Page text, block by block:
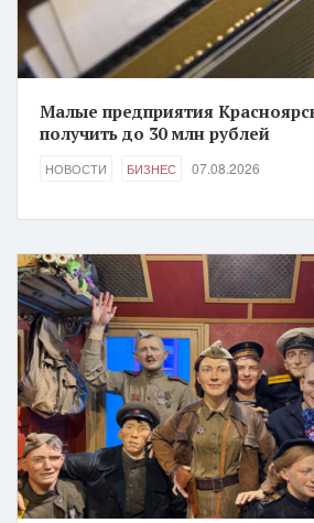
Малые предприятия
получить до 30 млн рублей
НОВОСТИ БИЗНЕС 07.08.2026